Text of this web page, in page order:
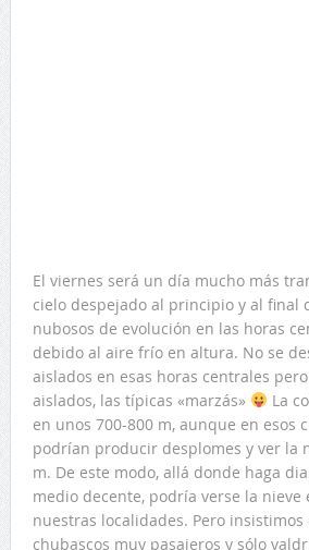
El viernes será un día mucho más
cielo despejado al principio y al final
nubosos de evolución en las horas
debido al aire frío en altura. No se
aislados en esas horas centrales
aislados, las típicas «marzás»
La
en unos 700-800 m, aunque en esos
podrían producir desplomes y ver la
m. De este modo, allá donde haga
medio decente, podría verse la nieve
nuestras localidades. Pero insistimos
chubascos muy pasajeros y sólo